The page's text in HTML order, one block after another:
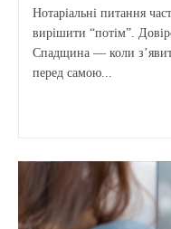
Нотаріальні питання
вирішити “потім”.
Спадщина — коли
перед самою...